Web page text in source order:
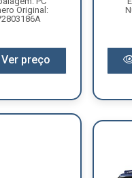
Original:
preço